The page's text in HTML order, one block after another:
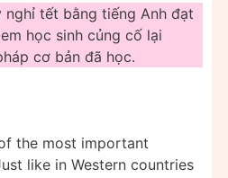
nghỉ tết bằng tiếng Anh đạt
học sinh củng cố lại
cơ bản đã học.
the most important
like in Western countries